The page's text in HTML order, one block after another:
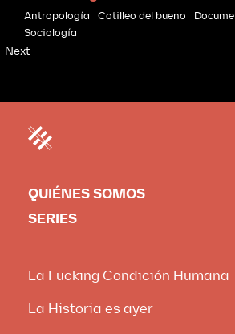
Antropología Cotilleo del bueno
Sociología
Next
QUIÉNES SOMOS
SERIES
La Fucking Condición Humana
La Historia es ayer